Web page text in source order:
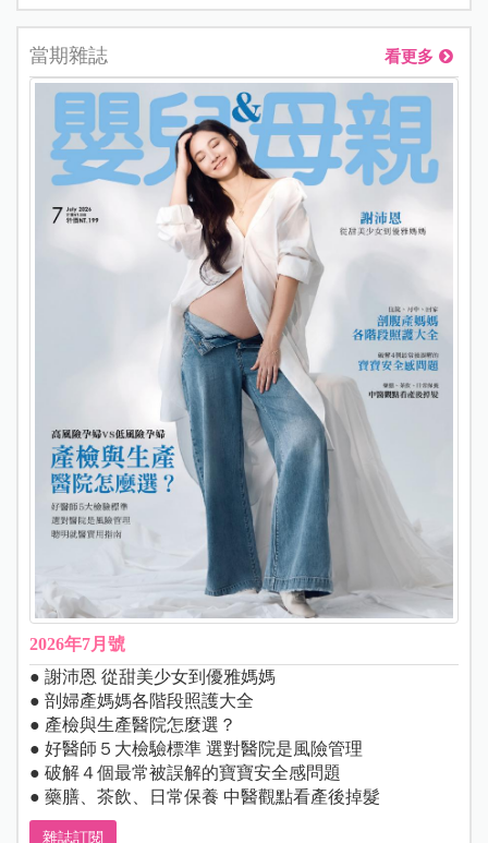
當期雜誌 看更多
2026年7月號
● 謝沛恩 從甜美少女到優雅媽媽
● 剖婦產媽媽各階段照護大全
● 產檢與生產醫院怎麼選？
● 好醫師５大檢驗標準 選對醫院是風險管理
● 破解４個最常被誤解的寶寶安全感問題
● 藥膳、茶飲、日常保養 中醫觀點看產後掉髮
雜誌訂閱